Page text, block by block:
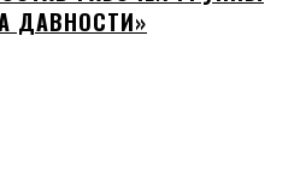
ДАВНОСТИ»